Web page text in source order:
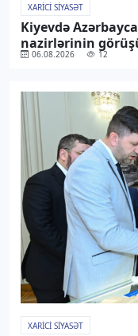
XARICI SIYASƏT
Kiyevdə
nazirlərinin
06.08.2026 12
XARICI SIYASƏT